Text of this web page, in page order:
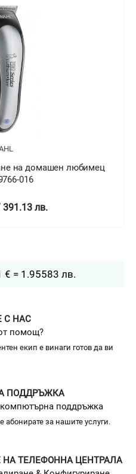
Машинка за
€ = 1.95583 лв.
С НАС
помощ?
екип е винаги готов да ви
ПОДДРЪЖКА
поддръжка
абонирате за нашите услуги.
НА ТЕЛЕФОННА ЦЕНТРАЛА